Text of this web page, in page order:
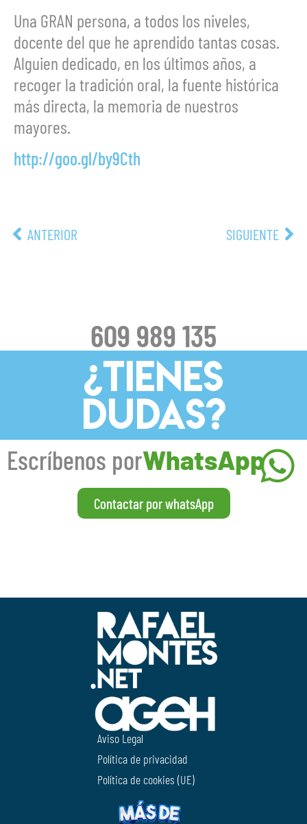
Una GRAN persona, a todos los niveles,
docente del que he aprendido tantas cosas.
Alguien dedicado, en los últimos años, a
recoger la tradición oral, la fuente histórica
más directa, la memoria de nuestros
mayores.
http://goo.gl/by9Cth
ANTERIOR SIGUIENTE
609 989 135
¿TIENES
DUDAS?
Escríbenos porWhatsApp
Contactar por whatsApp
Aviso Legal
Política de privacidad
Política de cookies (UE)